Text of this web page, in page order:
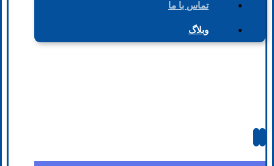
تماس با ما
وبلاگ